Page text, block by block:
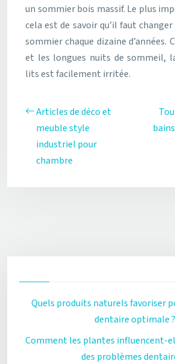
un sommier bois massif. Le plus
cela est de savoir qu’il faut
sommier chaque dizaine d’années.
et les longues nuits de sommeil,
lits est facilement irritée.
Articles de déco et
meuble style
industriel pour
chambre
Quels produits naturels favoriser
dentaire optimale ?
Comment les plantes influencent-
des problèmes